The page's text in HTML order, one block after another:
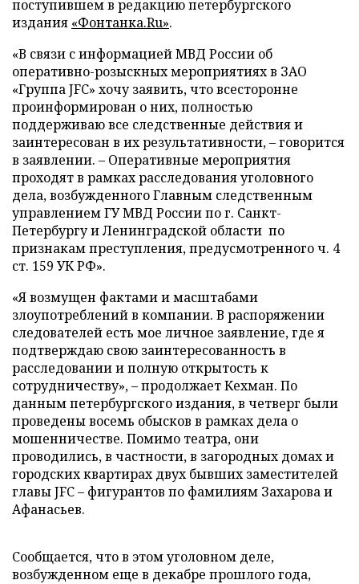
поступившем в редакцию петербургского
издания «Фонтанка.Ru».
«В связи с информацией МВД России об
оперативно-розыскных мероприятиях в ЗАО
«Группа JFC» хочу заявить, что всесторонне
проинформирован о них, полностью
поддерживаю все следственные действия и
заинтересован в их результативности,–говорится
в заявлении. – Оперативные мероприятия
проходят в рамках расследования уголовного
дела, возбужденного Главным следственным
управлением ГУ МВД России по г. Санкт-
Петербургу и Ленинградской области по
признакам преступления, предусмотренного ч. 4
ст. 159 УК РФ».
«Я возмущен фактами и масштабами
злоупотреблений в компании. В распоряжении
следователей есть мое личное заявление, где я
подтверждаю свою заинтересованность в
расследовании и полную открытость к
сотрудничеству»,–продолжает Кехман. По
данным петербургского издания, в четверг были
проведены восемь обысков в рамках дела о
мошенничестве. Помимо театра, они
проводились, в частности, в загородных домах и
городских квартирах двух бывших заместителей
главы JFC – фигурантов по фамилиям Захарова и
Афанасьев.
Сообщается, что в этом уголовном деле,
возбужденном еще в декабре прошлого года,